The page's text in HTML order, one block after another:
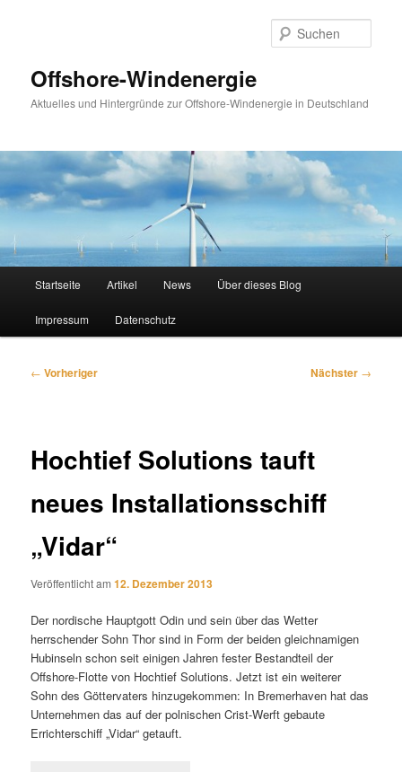
Offshore-Windenergie
Aktuelles und Hintergründe zur Offshore-Windenergie in Deutschland
Startseite Artikel News Über dieses Blog
Impressum Datenschutz
Beitragsnavigation
← Vorheriger Nächster →
Hochtief Solutions tauft
neues Installationsschiff
„Vidar“
Veröffentlicht am12. Dezember 2013
Der nordische Hauptgott Odin und sein über das Wetter
herrschender Sohn Thor sind in Form der beiden gleichnamigen
Hubinseln schon seit einigen Jahren fester Bestandteil der
Offshore-Flotte von Hochtief Solutions. Jetzt ist ein weiterer
Sohn des Göttervaters hinzugekommen: In Bremerhaven hat das
Unternehmen das auf der polnischen Crist-Werft gebaute
Errichterschiff „Vidar“ getauft.